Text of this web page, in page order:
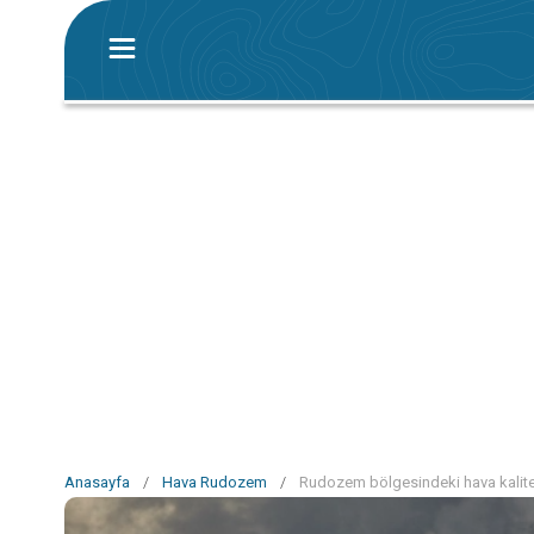
Anasayfa / Hava Rudozem / Rudozem bölgesindeki hava